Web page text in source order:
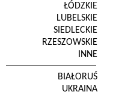
ŁÓDZKIE
LUBELSKIE
SIEDLECKIE
RZESZOWSKIE
INNE
BIAŁORUŚ
UKRAINA